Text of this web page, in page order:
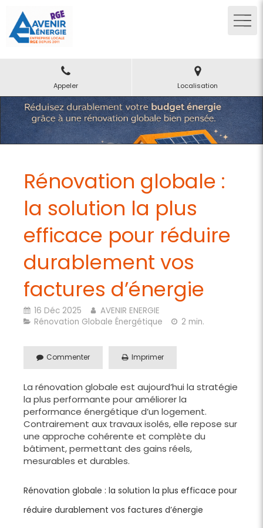
Appeler Localisation
Rénovation globale :
la solution la plus
efficace pour réduire
durablement vos
factures d’énergie
16 Déc 2025
AVENIR ENERGIE
Rénovation Globale Énergétique
2 min.
Commenter Imprimer
La rénovation globale est aujourd’hui la stratégie
la plus performante pour améliorer la
performance énergétique d’un logement.
Contrairement aux travaux isolés, elle repose sur
une approche cohérente et complète du
bâtiment, permettant des gains réels,
mesurables et durables.
Rénovation globale : la solution la plus efficace pour
réduire durablement vos factures d’énergie